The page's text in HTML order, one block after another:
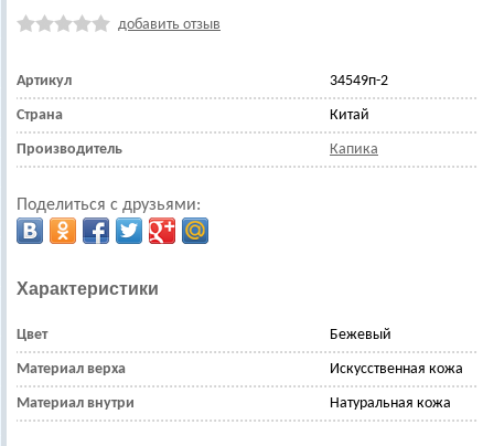
добавить отзыв
Артикул 34549п-2
Страна Китай
Производитель Капика
Поделиться с друзьями:
Характеристики
Цвет Бежевый
Материал верха Искусственная кожа
Материал внутри Натуральная кожа